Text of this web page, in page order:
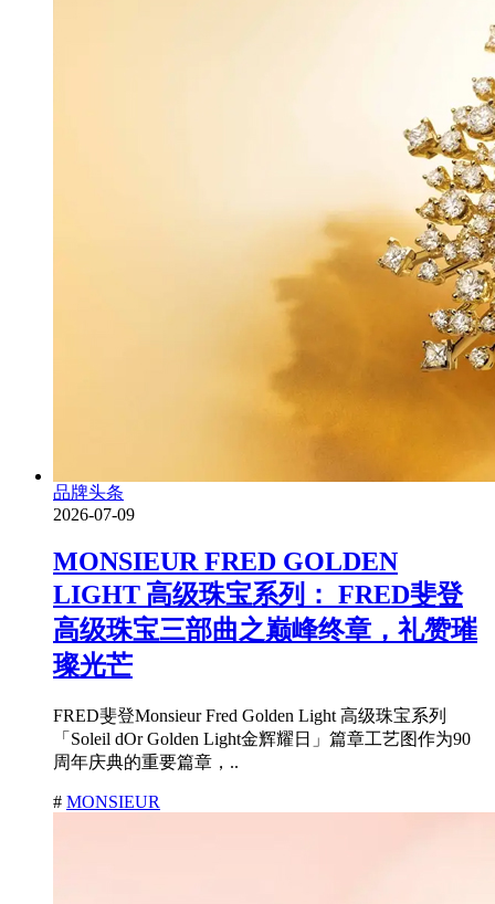
品牌头条
2026-07-09
MONSIEUR FRED GOLDEN
LIGHT 高级珠宝系列： FRED斐登
高级珠宝三部曲之巅峰终章，礼赞璀
璨光芒
FRED斐登Monsieur Fred Golden Light 高级珠宝系列
「Soleil dOr Golden Light金辉耀日」篇章工艺图作为90
周年庆典的重要篇章，..
# MONSIEUR